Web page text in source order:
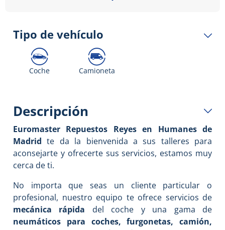
Tipo de vehículo
Coche Camioneta
Descripción
Euromaster Repuestos Reyes en Humanes de
Madridte da la bienvenida a sus talleres para
aconsejarte y ofrecerte sus servicios, estamos muy
cerca de ti.
No importa que seas un cliente particular o
profesional, nuestro equipo te ofrece servicios de
mecánica rápida del coche y una gama de
neumáticos para coches, furgonetas, camión,